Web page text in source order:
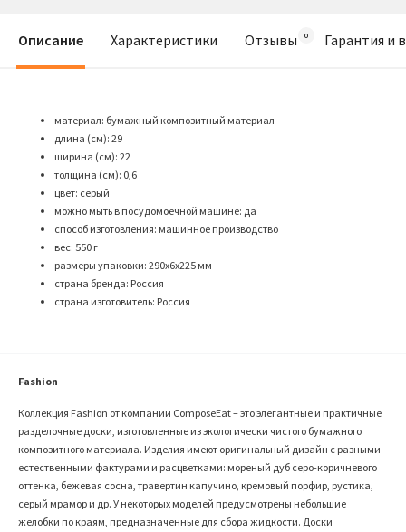
Описание Характеристики Отзывы Гарантия и
материал: бумажный композитный материал
длина (см): 29
ширина (см): 22
толщина (см): 0,6
цвет: серый
можно мыть в посудомоечной машине: да
способ изготовления: машинное производство
веc: 550 г
размеры упаковки: 290х6х225 мм
страна бренда: Россия
страна изготовитель: Россия
Fashion
Коллекция Fashion от компании ComposeEat – это элегантные и практичные
разделочные доски, изготовленные из экологически чистого бумажного
композитного материала. Изделия имеют оригинальный дизайн с разными
естественными фактурами и расцветками: мореный дуб серо-коричневого
оттенка, бежевая сосна, травертин капучино, кремовый порфир, рустика,
серый мрамор и др. У некоторых моделей предусмотрены небольшие
желобки по краям, предназначенные для сбора жидкости. Доски